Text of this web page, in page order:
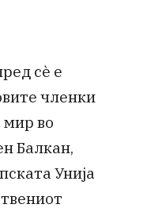
сѐ е
членки
мир во
Балкан,
Унија